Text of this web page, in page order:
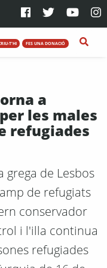
T'HI FES UNA DONACIÓ
a
les males
refugiades
grega de Lesbos
de refugiats
conservador
i l'illa continua
refugiades